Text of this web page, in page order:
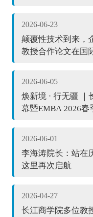
2026-06-23
颠覆性技术到来，
教授合作论文在国
2026-06-05
焕新境 · 行无疆
幕暨EMBA 2026
2026-06-01
李海涛院长：站在
这里再次启航
2026-04-27
长江商学院多位教